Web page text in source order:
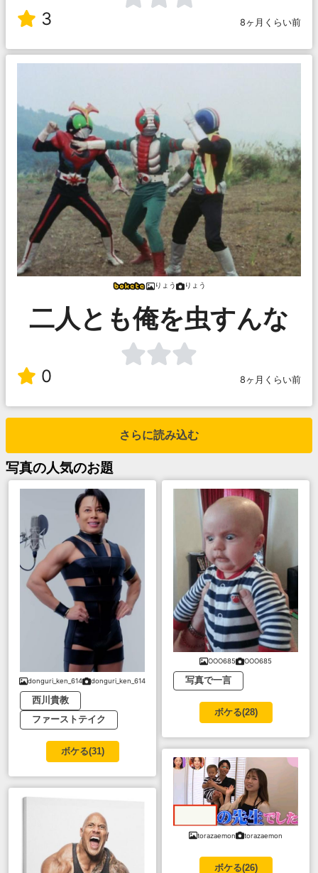
3 8ヶ月くらい前
りょう りょう
二人とも俺を虫すんな
0 8ヶ月くらい前
さらに読み込む
写真の人気のお題
donguri_ken_614 donguri_ken_614
西川貴教
ファーストテイク
ボケる(31)
OOO685 OOO685
写真で一言
ボケる(28)
torazaemon torazaemon
ボケる(26)